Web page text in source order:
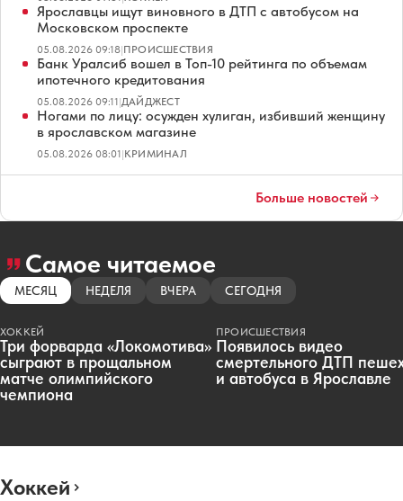
Ярославцы ищут виновного в ДТП с автобусом на
Московском проспекте
05.08.2026 09:18|ПРОИСШЕСТВИЯ
Банк Уралсиб вошел в Топ-10 рейтинга по объемам
ипотечного кредитования
05.08.2026 09:11|ДАЙДЖЕСТ
Ногами по лицу: осужден хулиган, избивший женщину
в ярославском магазине
05.08.2026 08:01|КРИМИНАЛ
Больше новостей
Самое читаемое
МЕСЯЦ НЕДЕЛЯ ВЧЕРА СЕГОДНЯ
ХОККЕЙ
Три форварда «Локомотива»
сыграют в прощальном
матче олимпийского
чемпиона
ПРОИСШЕСТВИЯ
Появилось видео
смертельного ДТП
и автобуса в Ярославле
Хоккей